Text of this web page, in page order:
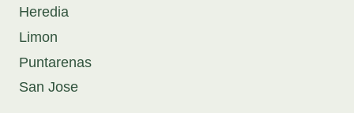
Heredia
Limon
Puntarenas
San Jose